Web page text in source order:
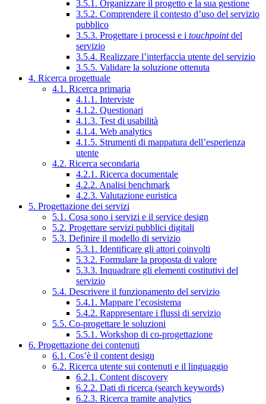
3.5.1. Organizzare il progetto e la sua gestione
3.5.2. Comprendere il contesto d’uso del servizio
pubblico
3.5.3. Progettare i processi e i touchpointdel
servizio
3.5.4. Realizzare l’interfaccia utente del servizio
3.5.5. Validare la soluzione ottenuta
4. Ricerca progettuale
4.1. Ricerca primaria
4.1.1. Interviste
4.1.2. Questionari
4.1.3. Test di usabilità
4.1.4. Web analytics
4.1.5. Strumenti di mappatura dell’esperienza
utente
4.2. Ricerca secondaria
4.2.1. Ricerca documentale
4.2.2. Analisi benchmark
4.2.3. Valutazione euristica
5. Progettazione dei servizi
5.1. Cosa sono i servizi e il service design
5.2. Progettare servizi pubblici digitali
5.3. Definire il modello di servizio
5.3.1. Identificare gli attori coinvolti
5.3.2. Formulare la proposta di valore
5.3.3. Inquadrare gli elementi costitutivi del
servizio
5.4. Descrivere il funzionamento del servizio
5.4.1. Mappare l’ecosistema
5.4.2. Rappresentare i flussi di servizio
5.5. Co-progettare le soluzioni
5.5.1. Workshop di co-progettazione
6. Progettazione dei contenuti
6.1. Cos’è il content design
6.2. Ricerca utente sui contenuti e il linguaggio
6.2.1. Content discovery
6.2.2. Dati di ricerca (search keywords)
6.2.3. Ricerca tramite analytics